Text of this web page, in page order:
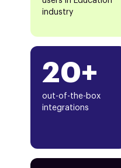
20+
out-of-the-box
integrations
industry